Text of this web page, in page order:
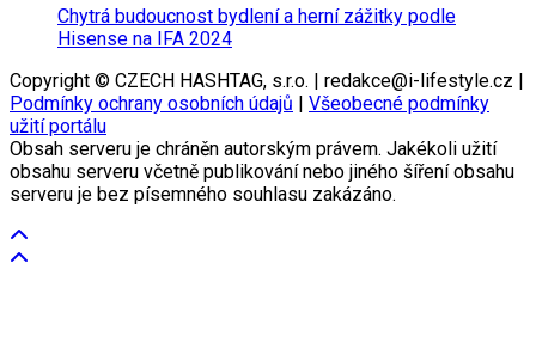
Chytrá budoucnost bydlení a herní zážitky podle
Hisense na IFA 2024
Copyright © CZECH HASHTAG, s.r.o. | redakce@i-lifestyle.cz |
Podmínky ochrany osobních údajů
Všeobecné podmínky
užití portálu
Obsah serveru je chráněn autorským právem. Jakékoli užití
obsahu serveru včetně publikování nebo jiného šíření obsahu
serveru je bez písemného souhlasu zakázáno.